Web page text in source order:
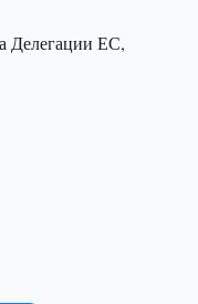
Делегации ЕС,